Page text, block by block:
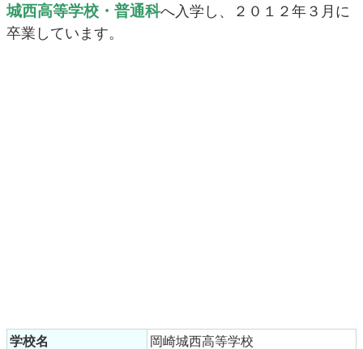
城西高等学校・普通科へ入学し、２０１２年３月に
卒業しています。
学校名
岡崎城西高等学校